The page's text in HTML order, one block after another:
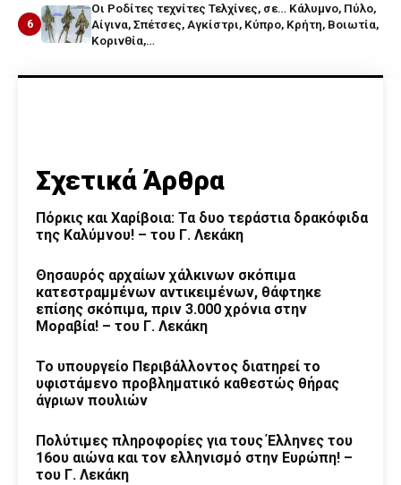
6
Οι Ροδίτες τεχνίτες Τελχίνες, σε… Κάλυμνο, Πύλο,
Αίγινα, Σπέτσες, Αγκίστρι, Κύπρο, Κρήτη, Βοιωτία,
Κορινθία,…
Σχετικά Άρθρα
Πόρκις και Χαρίβοια: Τα δυο τεράστια δρακόφιδα
της Καλύμνου! – του Γ. Λεκάκη
Θησαυρός αρχαίων χάλκινων σκόπιμα
κατεστραμμένων αντικειμένων, θάφτηκε
επίσης σκόπιμα, πριν 3.000 χρόνια στην
Μοραβία! – του Γ. Λεκάκη
Το υπουργείο Περιβάλλοντος διατηρεί το
υφιστάμενο προβληματικό καθεστώς θήρας
άγριων πουλιών
Πολύτιμες πληροφορίες για τους Έλληνες του
16ου αιώνα και τον ελληνισμό στην Ευρώπη! –
του Γ. Λεκάκη